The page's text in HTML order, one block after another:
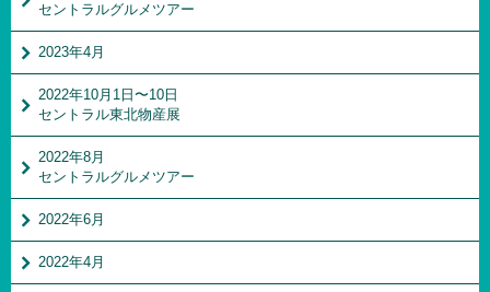
セントラルグルメツアー
2023年4月
2022年10月1日〜10日
セントラル東北物産展
2022年8月
セントラルグルメツアー
2022年6月
2022年4月